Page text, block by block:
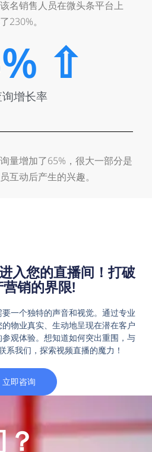
名销售人员在微头条平台上
230%。
增长率
% ⇧
量增加了65%，很大一部分是
互动后产生的兴趣。
入您的直播间！打破
销的界限!
一个独特的声音和视觉。通过专业
物业真实、生动地呈现在潜在客户
观体验。想知道如何突出重围，与
系我们，探索视频直播的魔力！
立即咨询
？